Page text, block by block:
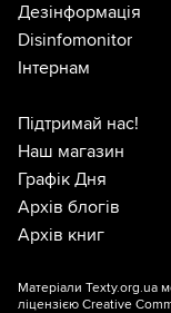
Дезінформація
Disinfomonitor
Інтернам
Підтримай нас!
Наш магазин
Графік Дня
Архів блогів
Архів книг
Матеріали Texty.org.ua
ліцензією Creative